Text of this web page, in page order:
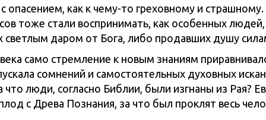
опасением, как к чему-то греховному и
тоже стали воспринимать, как особенных
светлым даром от Бога, либо продавших душу
само стремление к новым знаниям
сомнений и самостоятельных духовных
люди, согласно Библии, были изгнаны из Рая?
с Древа Познания, за что был проклят весь